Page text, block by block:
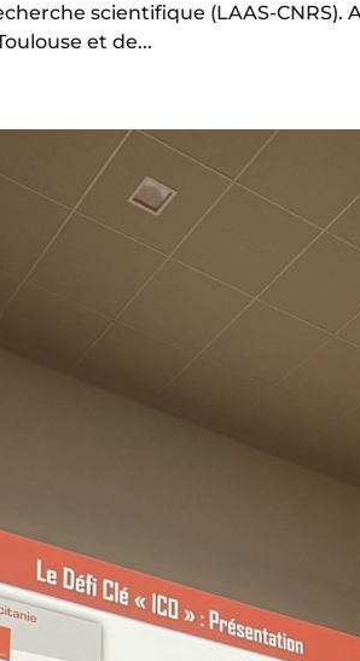
scientifique (LAAS-CNRS).
et de...